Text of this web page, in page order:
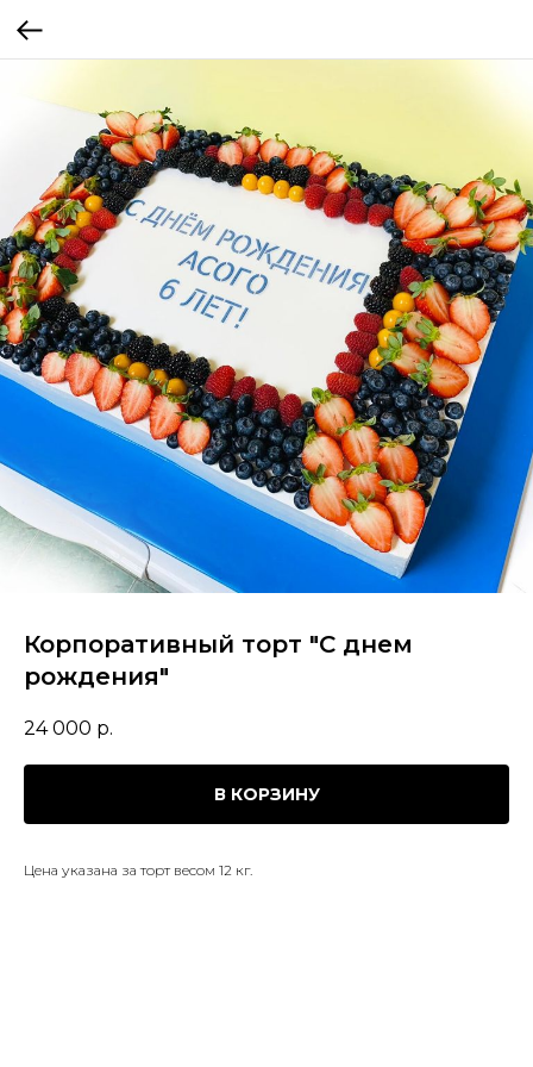
Корпоративный торт "С днем
рождения"
24 000 р.
В КОРЗИНУ
Цена указана за торт весом 12 кг.